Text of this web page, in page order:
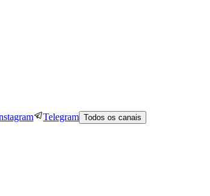
Telegram Todos os canais